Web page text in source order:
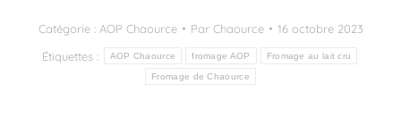
Catégorie : AOP Chaource Par Chaource
16 octobre 2023
Étiquettes :
AOP Chaource fromage AOP Fromage au lait cru
Fromage de Chaource